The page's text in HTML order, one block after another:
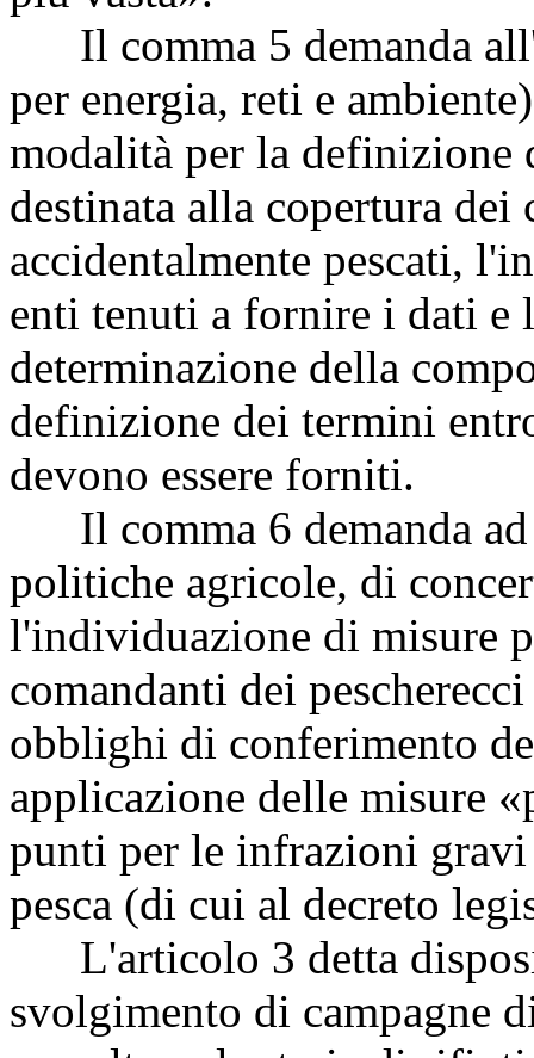
Il comma 5 demanda
per energia, reti e
modalità per la definizione
destinata alla copertura
accidentalmente pescati,
enti tenuti a fornire i dati e
determinazione della
definizione dei termini
devono essere forniti.
Il comma 6 demanda ad
politiche agricole, di
l'individuazione di misure
comandanti dei
obblighi di conferimento
applicazione delle misure
punti per le infrazioni gravi
pesca (di cui al decreto
L'articolo 3 detta
svolgimento di campagne